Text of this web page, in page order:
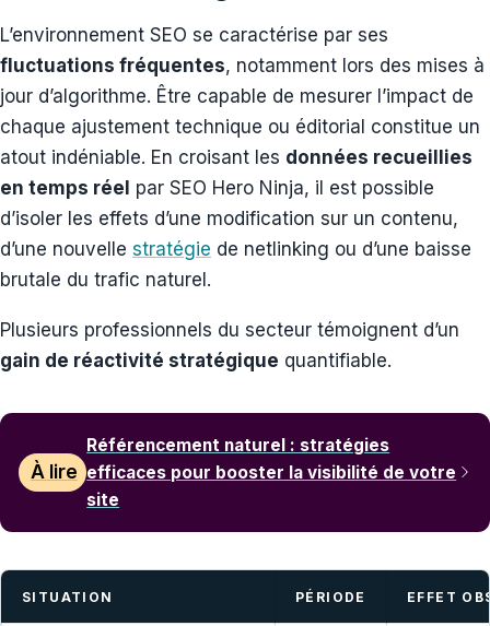
L’environnement SEO se caractérise par ses
fluctuations fréquentes, notamment lors des mises à
jour d’algorithme. Être capable de mesurer l’impact de
chaque ajustement technique ou éditorial constitue un
atout indéniable. En croisant les données recueillies
en temps réel par SEO Hero Ninja, il est possible
d’isoler les effets d’une modification sur un contenu,
d’une nouvelle stratégie de netlinking ou d’une baisse
brutale du trafic naturel.
Plusieurs professionnels du secteur témoignent d’un
gain de réactivité stratégique quantifiable.
À lire
Référencement naturel : stratégies
efficaces pour booster la visibilité de votre
site
SITUATION PÉRIODE EFFET